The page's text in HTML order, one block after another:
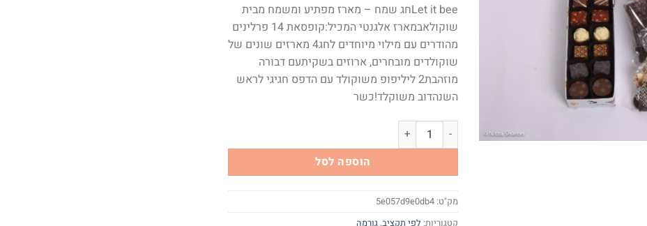
Let it beeחג שמח – מארז מפתיע ומשמח מבית
שוקולאבמארז אלגנטי המכיל:קופסאת 14 פרלינים
מהודרים עם מילוי מיוחדים לחג4 מארזים שונים של
שוקולדים מובחרים, ארוזים בשקיתעם דבורה
מוזהבת2 ליליפופ משוקולד עם הדפס חגיגי לראש
השנהדוב משוקלד!כשר
כמות של איחולים מחבקים
הוספה לסל
מק"ט: 5e057d9e0db4
קטגוריות: לפי תקציב,גורמה